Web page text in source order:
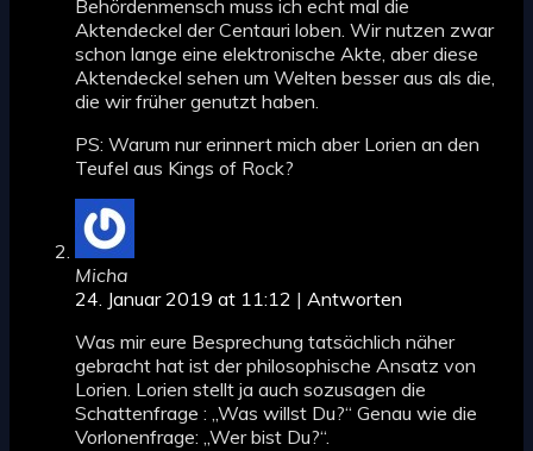
Behördenmensch muss ich echt mal die
Aktendeckel der Centauri loben. Wir nutzen zwar
schon lange eine elektronische Akte, aber diese
Aktendeckel sehen um Welten besser aus als die,
die wir früher genutzt haben.
PS: Warum nur erinnert mich aber Lorien an den
Teufel aus Kings of Rock?
Micha
24. Januar 2019 at 11:12 | Antworten
Was mir eure Besprechung tatsächlich näher
gebracht hat ist der philosophische Ansatz von
Lorien. Lorien stellt ja auch sozusagen die
Schattenfrage : „Was willst Du?“ Genau wie die
Vorlonenfrage: „Wer bist Du?“.